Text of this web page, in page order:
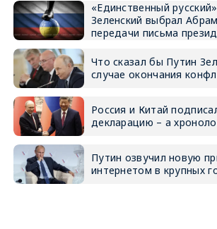
«Единственный
Зеленский выбрал
передачи письма
Что сказал бы Путин
случае окончания
Россия и Китай
декларацию – а
Путин озвучил новую
интернетом в крупных